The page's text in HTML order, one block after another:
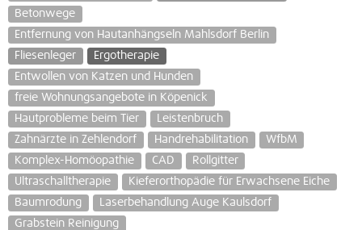
Betonwege
Entfernung von Hautanhängseln Mahlsdorf Berlin
Fliesenleger
Ergotherapie
Entwollen von Katzen und Hunden
freie Wohnungsangebote in Köpenick
Hautprobleme beim Tier
Leistenbruch
Zahnärzte in Zehlendorf
Handrehabilitation
WfbM
Komplex-Homöopathie
CAD
Rollgitter
Ultraschalltherapie
Kieferorthopädie für Erwachsene Eiche
Baumrodung
Laserbehandlung Auge Kaulsdorf
Grabstein Reinigung